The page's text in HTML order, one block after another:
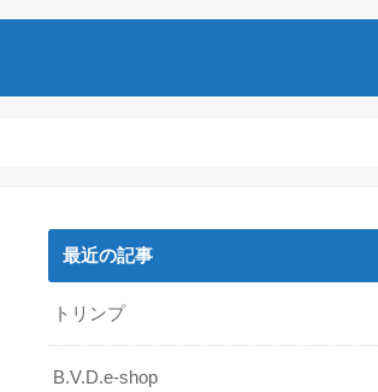
最近の記事
トリンプ
B.V.D.e-shop